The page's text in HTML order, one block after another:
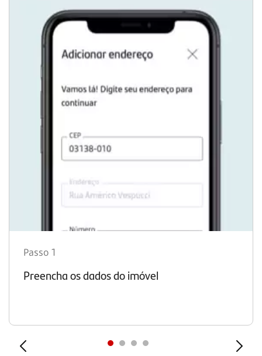
Passo 1
Preencha os dados do imóvel